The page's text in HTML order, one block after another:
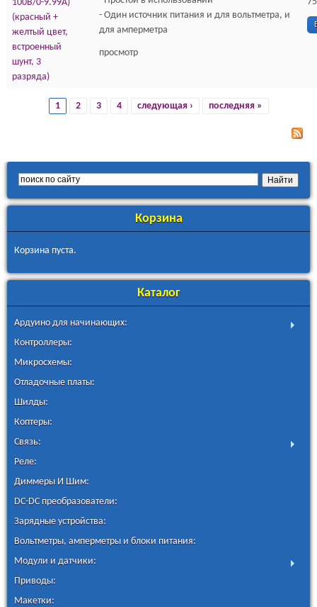
100В/0-9.99А)
(красный +
желтый цвет,
встроенный
шунт, 3
разряда)
- Один источник питания и для вольтметра, и
для амперметра
просмотр
Страницы
1 2 3 4 следующая › последняя »
Корзина
Корзина пуста.
Каталог
Ардуино для начинающих:
Контроллеры:
Микросхемы:
Отладочные платы:
Шилды:
Коптеры:
Связь:
Реле:
Диммеры И Шим:
DC-DC преобразователи:
Зарядные устройства:
Вольтметры, амперметры и блоки питания:
Модули и датчики:
Приводы:
Макетки: